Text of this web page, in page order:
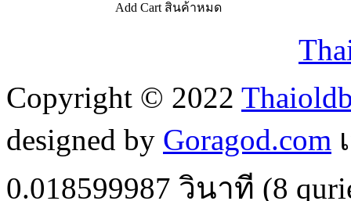
Add Cart สินค้าหมด
Copyright © 2022
designed by Goragod.com
0.018599987 วินาที (8